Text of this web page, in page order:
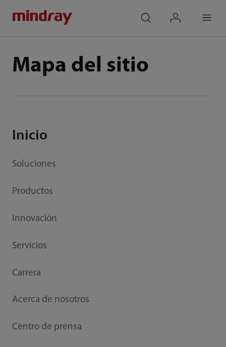
Mapa del sitio
Inicio
Soluciones
Productos
Innovación
Servicios
Carrera
Acerca de nosotros
Centro de prensa